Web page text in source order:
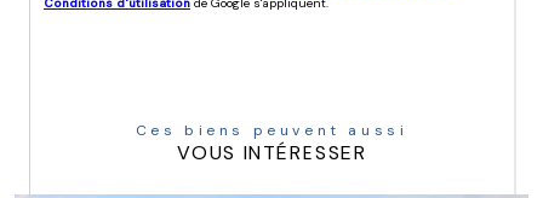
Ces biens peuvent aussi
VOUS INTÉRESSER